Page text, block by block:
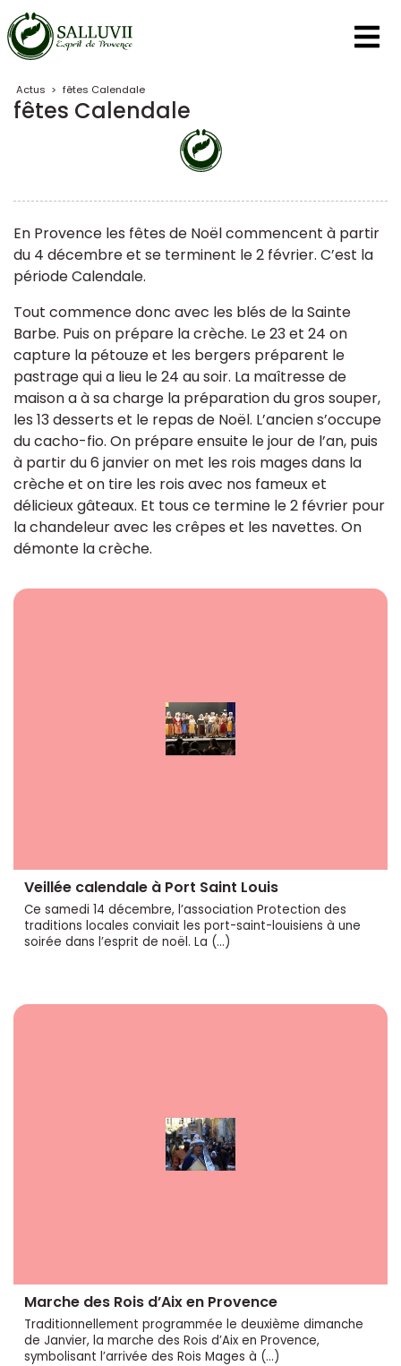
Panneau de gestion des cookies
Actus > fêtes Calendale
fêtes Calendale
En Provence les fêtes de Noël commencent à partir
du 4 décembre et se terminent le 2 février. C’est la
période Calendale.
Tout commence donc avec les blés de la Sainte
Barbe. Puis on prépare la crèche. Le 23 et 24 on
capture la pétouze et les bergers préparent le
pastrage qui a lieu le 24 au soir. La maîtresse de
maison a à sa charge la préparation du gros souper,
les 13 desserts et le repas de Noël. L’ancien s’occupe
du cacho-fio. On prépare ensuite le jour de l’an, puis
à partir du 6 janvier on met les rois mages dans la
crèche et on tire les rois avec nos fameux et
délicieux gâteaux. Et tous ce termine le 2 février pour
la chandeleur avec les crêpes et les navettes. On
démonte la crèche.
Veillée calendale à Port Saint Louis
Ce samedi 14 décembre, l’association Protection des
traditions locales conviait les port-saint-louisiens à une
soirée dans l’esprit de noël. La (…)
Marche des Rois d’Aix en Provence
Traditionnellement programmée le deuxième dimanche
de Janvier, la marche des Rois d’Aix en Provence,
symbolisant l’arrivée des Rois Mages à (…)